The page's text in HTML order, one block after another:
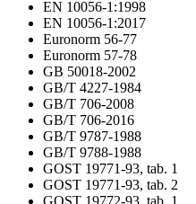
EN 10056-1:1998
EN 10056-1:2017
Euronorm 56-77
Euronorm 57-78
GB 50018-2002
GB/T 4227-1984
GB/T 706-2008
GB/T 706-2016
GB/T 9787-1988
GB/T 9788-1988
GOST 19771-93, tab. 1
GOST 19771-93, tab. 2
GOST 19772-93, tab. 1